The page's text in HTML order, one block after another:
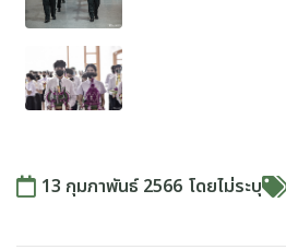
13 กุมภาพันธ์ 2566 โดยไม่ระบุ